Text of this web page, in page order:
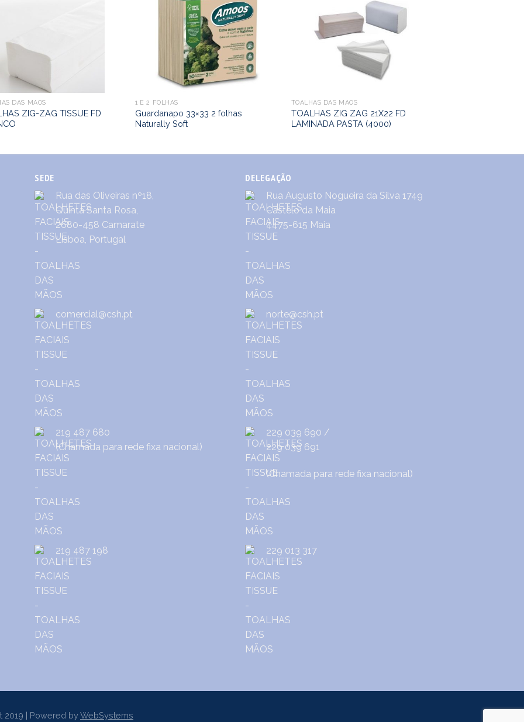
DAS MÃOS
ZIG-ZAG TISSUE FD
1 E 2 FOLHAS
Guardanapo 33×33 2 folhas
Naturally Soft
TOALHAS DAS MÃOS
TOALHAS ZIG ZAG 21X22 FD
LAMINADA PASTA (4000)
SEDE
Rua das Oliveiras nº18,
Quinta Santa Rosa,
2680-458 Camarate
Lisboa, Portugal
comercial@csh.pt
219 487 680
(Chamada para rede fixa nacional)
219 487 198
DELEGAÇÃO
Rua Augusto Nogueira da Silva 1749
Castêlo da Maia
4475-615 Maia
norte@csh.pt
229 039 690 /
229 039 691
(Chamada para rede fixa nacional)
229 013 317
2019 | Powered byWebSystems